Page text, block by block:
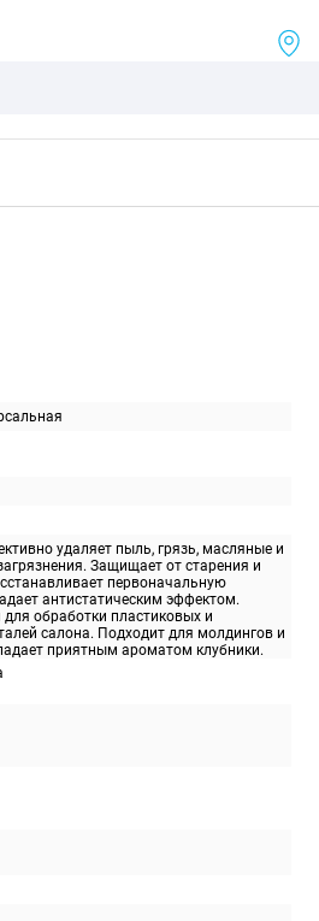
удаляет пыль, грязь, масляные и
Защищает от старения и
первоначальную
антистатическим эффектом.
для обработки пластиковых и
салона. Подходит для молдингов и
приятным ароматом клубники.